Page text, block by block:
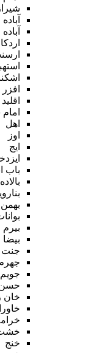
آباده
افزر
اقلید
اهل
اوز
ایج
باب
بالاده
بهمن
بیرم
بیضا
جنت
جویم
حسن
خان
خنج